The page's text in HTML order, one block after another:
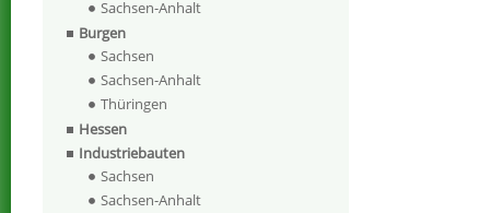
Sachsen-Anhalt
Burgen
Sachsen
Sachsen-Anhalt
Thüringen
Hessen
Industriebauten
Sachsen
Sachsen-Anhalt